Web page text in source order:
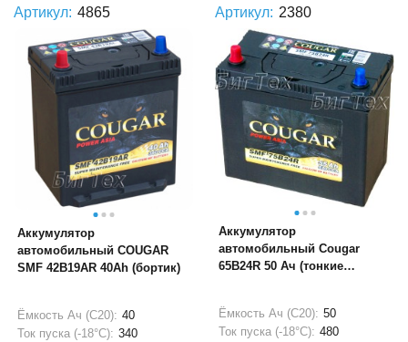
Артикул: 4865
Аккумулятор
автомобильный COUGAR
SMF 42B19AR 40Ah (бортик)
Ёмкость Ач (С20): 40
Ток пуска (-18°С): 340
Артикул: 2380
Аккумулятор
автомобильный Cougar
65B24R 50 Ач (тонкие
Ёмкость Ач (С20): 50
Ток пуска (-18°С): 480